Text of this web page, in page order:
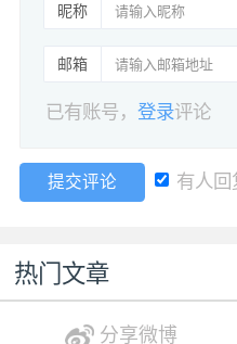
昵称
邮箱
已有账号，登录评论
提交评论 有人
热门文章
分享微博